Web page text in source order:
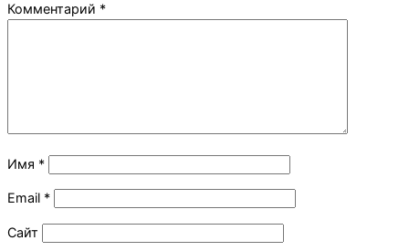
Комментарий *
Имя *
Email *
Сайт